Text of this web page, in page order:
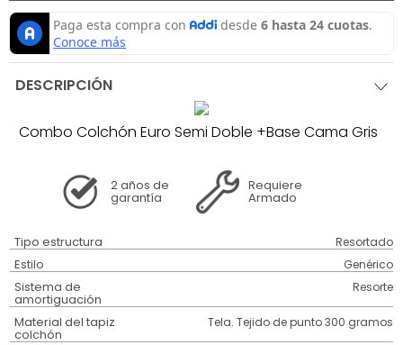
DESCRIPCIÓN
Combo Colchón Euro Semi Doble +Base Cama Gris
2 años de
garantía
Requiere
Armado
Tipo estructura Resortado
Estilo Genérico
Sistema de
amortiguación
Resorte
Material del tapiz
colchón
Tela. Tejido de punto 300 gramos